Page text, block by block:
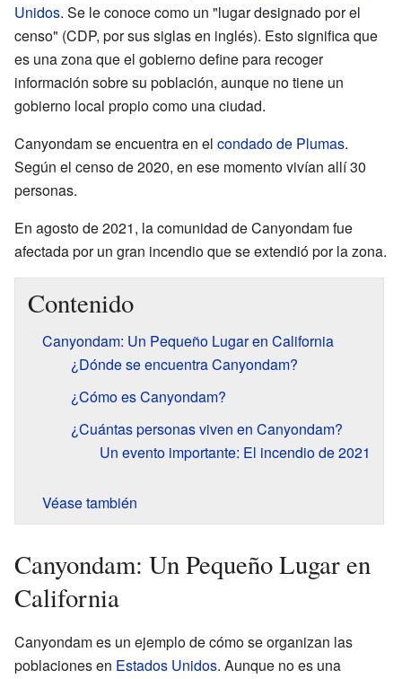
Unidos. Se le conoce como un "lugar designado por el
censo" (CDP, por sus siglas en inglés). Esto significa que
es una zona que el gobierno define para recoger
información sobre su población, aunque no tiene un
gobierno local propio como una ciudad.
Canyondam se encuentra en el condado de Plumas.
Según el censo de 2020, en ese momento vivían allí 30
personas.
En agosto de 2021, la comunidad de Canyondam fue
afectada por un gran incendio que se extendió por la zona.
Contenido
Canyondam: Un Pequeño Lugar en California
¿Dónde se encuentra Canyondam?
¿Cómo es Canyondam?
¿Cuántas personas viven en Canyondam?
Un evento importante: El incendio de 2021
Véase también
Canyondam: Un Pequeño Lugar en
California
Canyondam es un ejemplo de cómo se organizan las
poblaciones en Estados Unidos. Aunque no es una